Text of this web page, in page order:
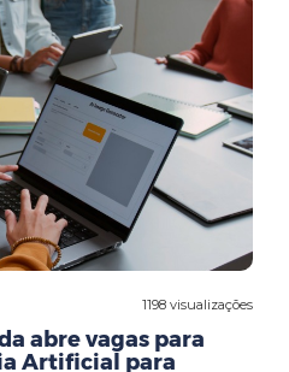
1198 visualizações
abre vagas para
Artificial para